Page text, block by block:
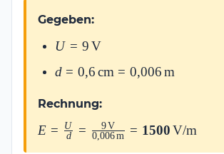
Gegeben:
U =
U = 9V
d =
=
0{,}006\,\text{m}
d = 0,6cm = 0,006m
Rechnung:
E = \frac{U}{d} =
\frac{9\,\text{V}}
E = d
U = 0,006m
9V = 1500V/m